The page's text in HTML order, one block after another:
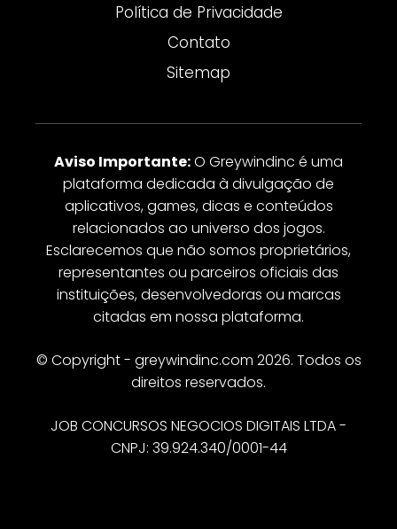
Política de Privacidade
Contato
Sitemap
Aviso Importante:O Greywindinc é uma
plataforma dedicada à divulgação de
aplicativos, games, dicas e conteúdos
relacionados ao universo dos jogos.
Esclarecemos que não somos proprietários,
representantes ou parceiros oficiais das
instituições, desenvolvedoras ou marcas
citadas em nossa plataforma.
© Copyright - greywindinc.com 2026. Todos os
direitos reservados.
JOB CONCURSOS NEGOCIOS DIGITAIS LTDA -
CNPJ: 39.924.340/0001-44